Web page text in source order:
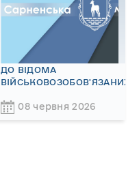
ДО ВІДОМА
ВІЙСЬКОВОЗОБОВ'ЯЗАНИХ!
08 червня 2026